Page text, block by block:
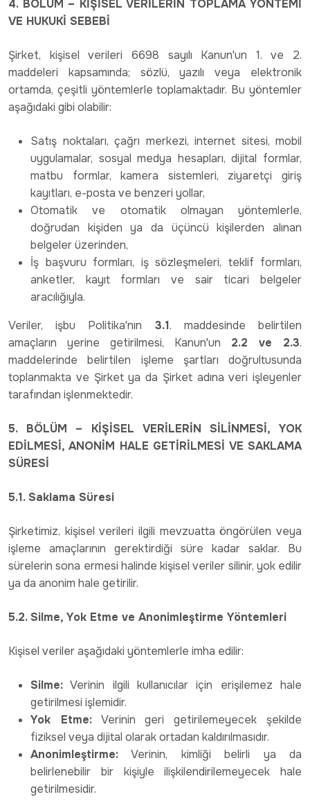
4. BÖLÜM – KİŞİSEL VERİLERİN TOPLAMA YÖNTEMİ
VE HUKUKİ SEBEBİ
Şirket, kişisel verileri 6698 sayılı Kanun'un 1. ve 2.
maddeleri kapsamında; sözlü, yazılı veya elektronik
ortamda, çeşitli yöntemlerle toplamaktadır. Bu yöntemler
aşağıdaki gibi olabilir:
Satış noktaları, çağrı merkezi, internet sitesi, mobil
uygulamalar, sosyal medya hesapları, dijital formlar,
matbu formlar, kamera sistemleri, ziyaretçi giriş
kayıtları, e-posta ve benzeri yollar,
Otomatik ve otomatik olmayan yöntemlerle,
doğrudan kişiden ya da üçüncü kişilerden alınan
belgeler üzerinden,
İş başvuru formları, iş sözleşmeleri, teklif formları,
anketler, kayıt formları ve sair ticari belgeler
aracılığıyla.
Veriler, işbu Politika'nın 3.1. maddesinde belirtilen
amaçların yerine getirilmesi, Kanun'un 2.2 ve 2.3.
maddelerinde belirtilen işleme şartları doğrultusunda
toplanmakta ve Şirket ya da Şirket adına veri işleyenler
tarafından işlenmektedir.
5. BÖLÜM – KİŞİSEL VERİLERİN SİLİNMESİ, YOK
EDİLMESİ, ANONİM HALE GETİRİLMESİ VE SAKLAMA
SÜRESİ
5.1. Saklama Süresi
Şirketimiz, kişisel verileri ilgili mevzuatta öngörülen veya
işleme amaçlarının gerektirdiği süre kadar saklar. Bu
sürelerin sona ermesi halinde kişisel veriler silinir, yok edilir
ya da anonim hale getirilir.
5.2. Silme, Yok Etme ve Anonimleştirme Yöntemleri
Kişisel veriler aşağıdaki yöntemlerle imha edilir:
Silme: Verinin ilgili kullanıcılar için erişilemez hale
getirilmesi işlemidir.
Yok Etme:Verinin geri getirilemeyecek şekilde
fiziksel veya dijital olarak ortadan kaldırılmasıdır.
Anonimleştirme: Verinin, kimliği belirli ya da
belirlenebilir bir kişiyle ilişkilendirilemeyecek hale
getirilmesidir.